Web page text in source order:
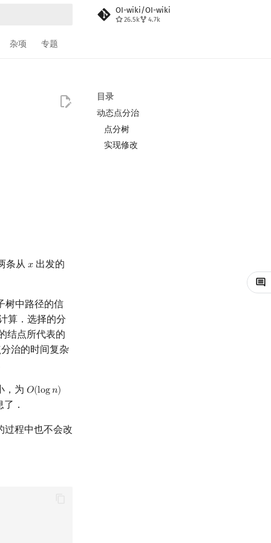
OI-wiki/OI-wiki
26.5k 4.7k
杂项 专题
目录
动态点分治
点分树
实现修改
条从𝑥
x 出发的
树中路径的信
算．选择的分
结点所代表的
治的时间复杂
，为 𝑂(log𝑛)
O(logn)
．
过程中也不会改